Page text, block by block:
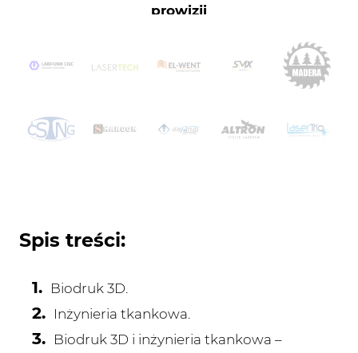
Spis treści:
Biodruk 3D.
Inżynieria tkankowa.
Biodruk 3D i inżynieria tkankowa –